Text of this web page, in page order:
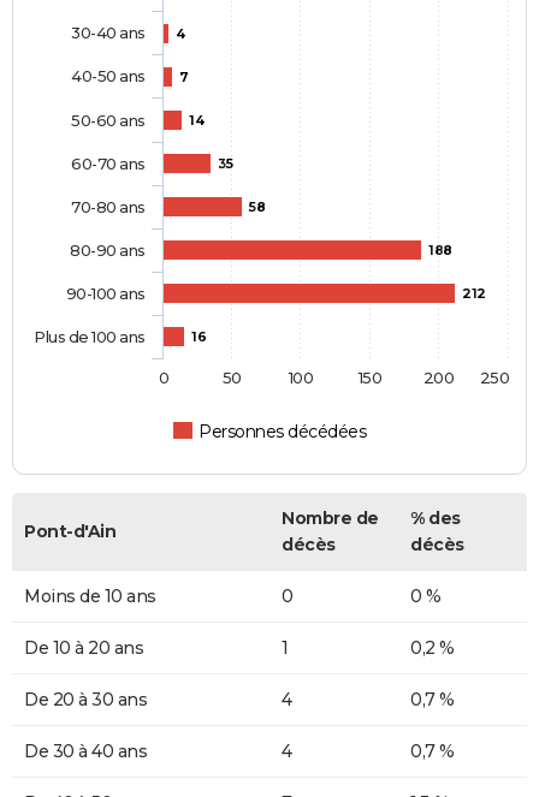
4
7
14
35
58
188
212
16
Personnes décédées
30-40 ans
40-50 ans
50-60 ans
60-70 ans
70-80 ans
80-90 ans
90-100 ans
Plus de 100 ans
0 50 100 150 200 250
Pont-d'Ain
Nombre de
décès
% des
décès
Moins de 10 ans 0 0 %
De 10 à 20 ans 1 0,2 %
De 20 à 30 ans 4 0,7 %
De 30 à 40 ans 4 0,7 %